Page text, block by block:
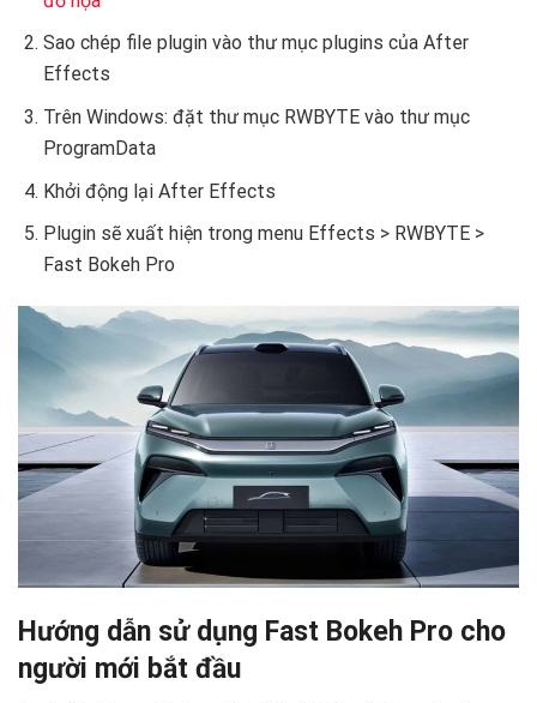
Sao chép file plugin vào thư mục plugins của After
Effects
Trên Windows: đặt thư mục RWBYTE vào thư mục
ProgramData
Khởi động lại After Effects
Plugin sẽ xuất hiện trong menu Effects > RWBYTE >
Fast Bokeh Pro
Hướng dẫn sử dụng Fast Bokeh Pro cho
người mới bắt đầu